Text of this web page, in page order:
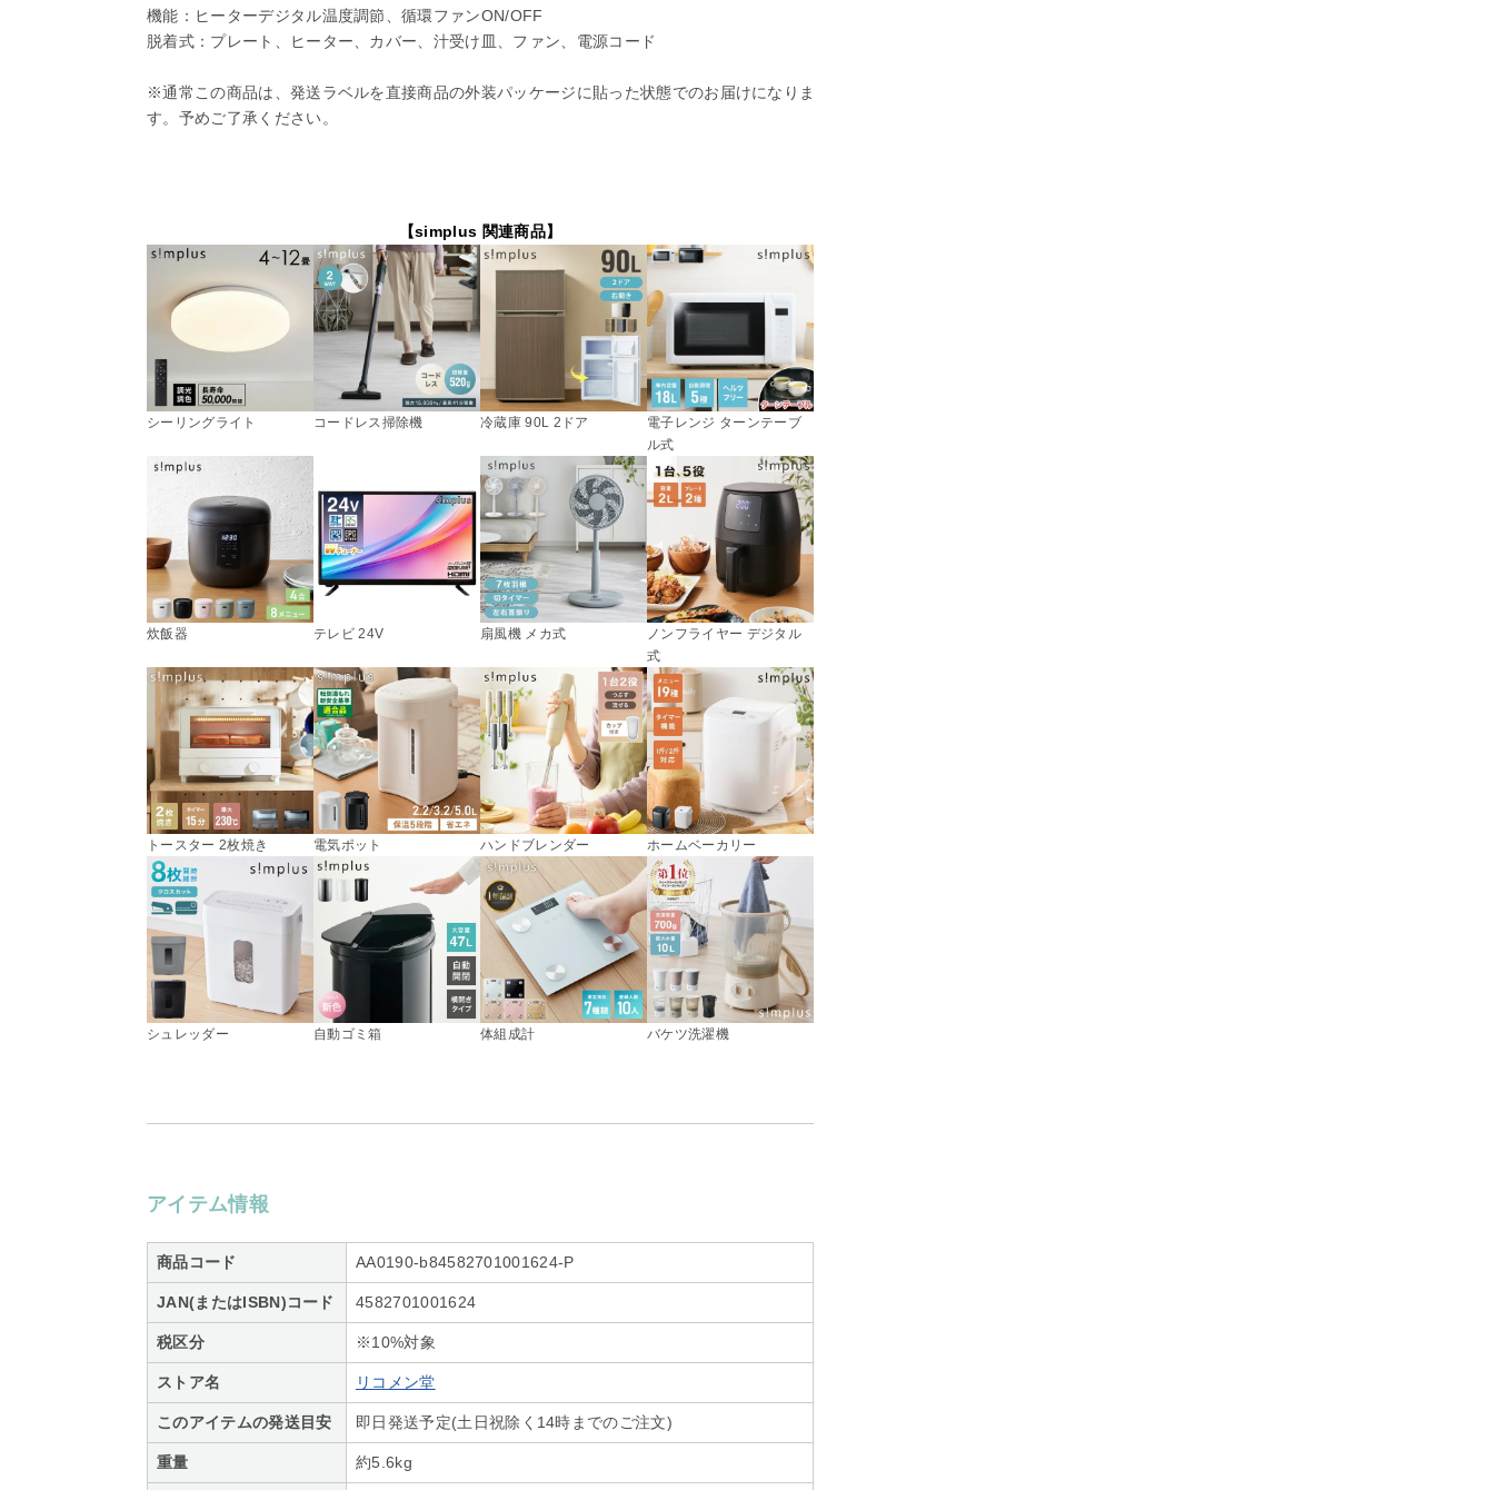
機能：ヒーターデジタル温度調節、循環ファンON/OFF
脱着式：プレート、ヒーター、カバー、汁受け皿、ファン、電源コード
※通常この商品は、発送ラベルを直接商品の外装パッケージに貼った状態でのお届けになりま
す。予めご了承ください。
【simplus 関連商品】
シーリングライト コードレス掃除機 冷蔵庫 90L 2ドア
電子レンジ ターンテーブ
ル式
炊飯器 テレビ 24V 扇風機 メカ式
ノンフライヤー デジタル
式
トースター 2枚焼き 電気ポット ハンドブレンダー ホームベーカリー
シュレッダー 自動ゴミ箱 体組成計 バケツ洗濯機
アイテム情報
商品コード AA0190-b84582701001624-P
JAN(またはISBN)コード 4582701001624
税区分 ※10%対象
ストア名 リコメン堂
このアイテムの発送目安 即日発送予定(土日祝除く14時までのご注文)
重量 約5.6kg